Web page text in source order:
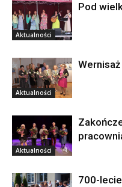
Aktualności
Pod
Aktualności
Aktualności
700-